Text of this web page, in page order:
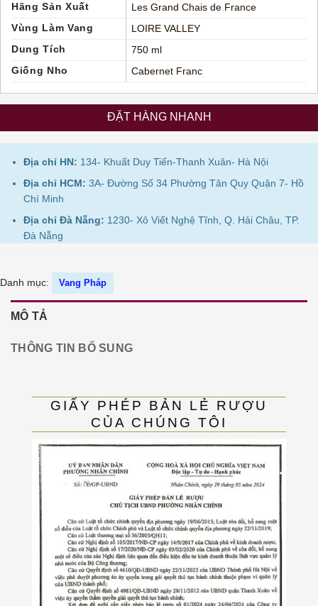
Hãng Sản Xuất
Les Grand Chais de France
Vùng Làm Vang
LOIRE VALLEY
Dung Tích
750 ml
Giống Nho
Cabernet Franc
ĐẶT HÀNG NHANH
Địa chỉ HN: 134- Khuất Duy Tiến-Thanh Xuân- Hà Nội
Địa chỉ HCM: 3A- Đường Số 34 Phường Tân Quy Quận 7- Hồ
Chí Minh
Địa chỉ Đà Nẵng: 1230- Xô Viết Nghệ Tĩnh, Q. Hải Châu, TP.
Đà Nẵng
Danh mục: Vang Pháp
MÔ TẢ
THÔNG TIN BỔ SUNG
GIẤY PHÉP BẢN LẺ RƯỢU
CỦA CHÚNG TÔI